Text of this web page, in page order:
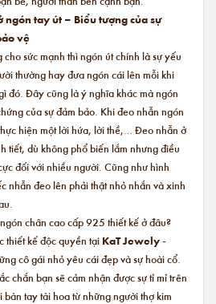
ngón tay út – Biểu tượng của sự
vệ
sức mạnh thì ngón út chính là sự yếu
thường hay đưa ngón cái lên mỗi khi
đó. Đây cũng là ý nghĩa khác mà ngón
của sự đảm bảo. Khi đeo nhẫn ngón
hiện một lời hứa, lời thề,… Đeo nhẫn ở
tiết, dù không phổ biến lắm nhưng điều
đối với nhiều người. Cũng như hình
nhẫn đeo lên phải thật nhỏ nhắn và xinh
chân cao cấp 925 thiết kế ở đâu?
thiết kế độc quyền tại KaT Jewely-
cô gái nhỏ yêu cái đẹp và sự hoài cổ.
chắn bạn sẽ cảm nhận được sự tỉ mỉ trên
tay tài hoa từ những người thợ kim